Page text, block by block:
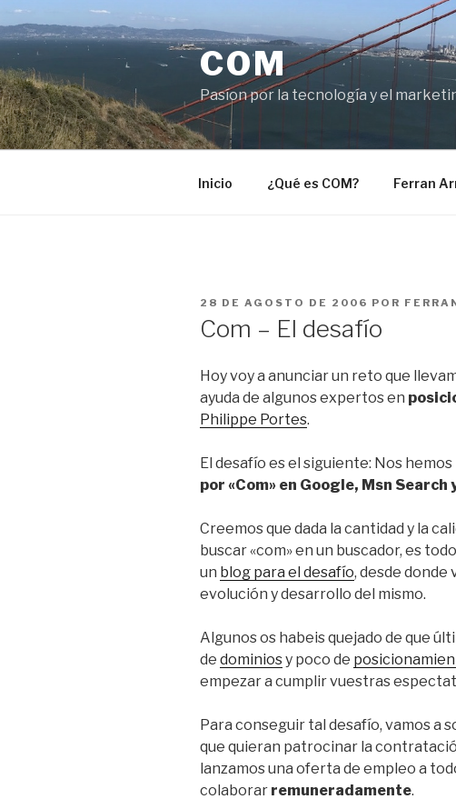
Saltar
al
contenido
COM
Pasíon por la tecnología y el
Inicio ¿Qué es COM? Ferran
PUBLICADO
28 DE AGOSTO DE 2006 POR
Com – El desafío
Hoy voy a anunciar un reto que
ayuda de algunos expertos en
Philippe Portes.
El desafío es el siguiente: Nos
por «Com» en Google, Msn Search
Creemos que dada la cantidad y la
buscar «com» en un buscador, es
un blog para el desafío, desde donde
evolución y desarrollo del mismo.
Algunos os habeis quejado de que
de dominiosy poco de
empezar a cumplir vuestras
Para conseguir tal desafío, vamos a
que quieran patrocinar la
lanzamos una oferta de empleo a
colaborar remuneradamente.